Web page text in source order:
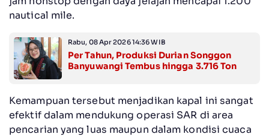
nautical mile.
Rabu, 08 Apr 2026 14:36 WIB
Per Tahun, Produksi Durian Songgon
Banyuwangi Tembus hingga 3.716 Ton
Kemampuan tersebut menjadikan kapal ini sangat
efektif dalam mendukung operasi SAR di area
pencarian yang luas maupun dalam kondisi cuaca